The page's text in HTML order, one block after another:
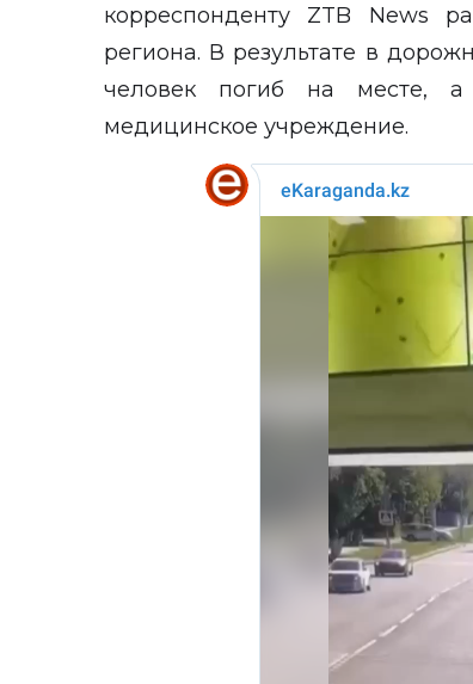
корреспонденту ZTB News
региона. В результате в
человек погиб на месте, а
медицинское учреждение.